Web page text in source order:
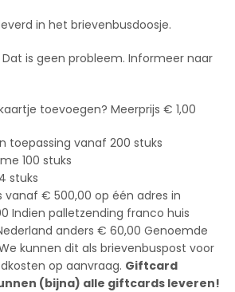
in het brievenbusdoosje.
is geen probleem. Informeer naar
toevoegen? Meerprijs € 1,00
toepassing vanaf 200 stuks
100 stuks
stuks
vanaf € 500,00 op één adres in
Indien palletzending franco huis
anders € 60,00 Genoemde
We kunnen dit als brievenbuspost voor
op aanvraag. Giftcard
(bijna) alle giftcards leveren!